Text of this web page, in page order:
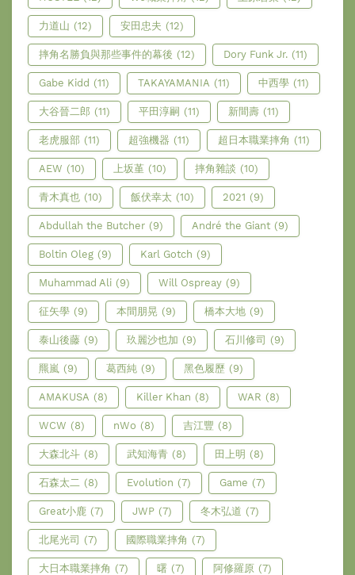
力道山 (12) 安田忠夫 (12)
摔角名勝負與那些事件的幕後 (12) Dory Funk Jr. (11)
Gabe Kidd (11) TAKAYAMANIA (11) 中西學 (11)
大谷晉二郎 (11) 平田淳嗣 (11) 新間壽 (11)
老虎服部 (11) 超強機器 (11) 超日本職業摔角 (11)
AEW (10) 上坂堇 (10) 摔角雜談 (10)
青木真也 (10) 飯伏幸太 (10) 2021 (9)
Abdullah the Butcher (9) André the Giant (9)
Boltin Oleg (9) Karl Gotch (9)
Muhammad Ali (9) Will Ospreay (9)
征矢學 (9) 本間朋晃 (9) 橋本大地 (9)
泰山後藤 (9) 玖麗沙也加 (9) 石川修司 (9)
羆嵐 (9) 葛西純 (9) 黑色履歷 (9)
AMAKUSA (8) Killer Khan (8) WAR (8)
WCW (8) nWo (8) 吉江豐 (8)
大森北斗 (8) 武知海青 (8) 田上明 (8)
石森太二 (8) Evolution (7) Game (7)
Great小鹿 (7) JWP (7) 冬木弘道 (7)
北尾光司 (7) 國際職業摔角 (7)
大日本職業摔角 (7) 曙 (7) 阿修羅原 (7)